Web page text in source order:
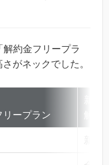
約金フリープラ
がネックでした。
リープラン